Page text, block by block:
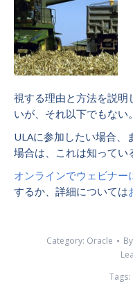
視する理由と方法を説明
いが、それ以下でもない。
ULAに参加したい場合、
場合は、これは知ってい
オンラインでウェビナー
するか、詳細については
Category: Oracle By
Tags: